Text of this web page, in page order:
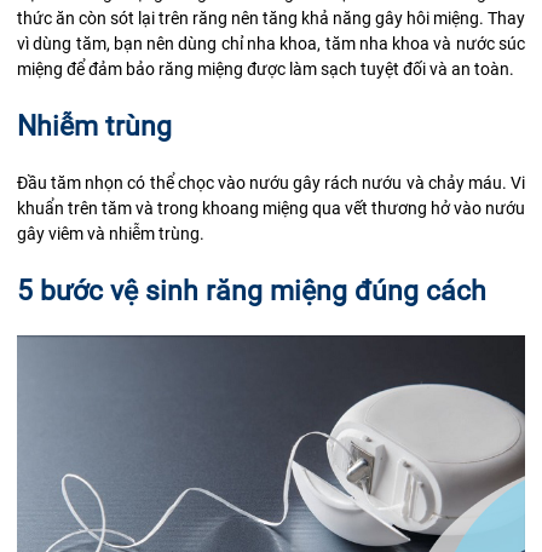
thức ăn còn sót lại trên răng nên tăng khả năng gây hôi miệng. Thay
vì dùng tăm, bạn nên dùng chỉ nha khoa, tăm nha khoa và nước súc
miệng để đảm bảo răng miệng được làm sạch tuyệt đối và an toàn.
Nhiễm trùng
Đầu tăm nhọn có thể chọc vào nướu gây rách nướu và chảy máu. Vi
khuẩn trên tăm và trong khoang miệng qua vết thương hở vào nướu
gây viêm và nhiễm trùng.
5 bước vệ sinh răng miệng đúng cách